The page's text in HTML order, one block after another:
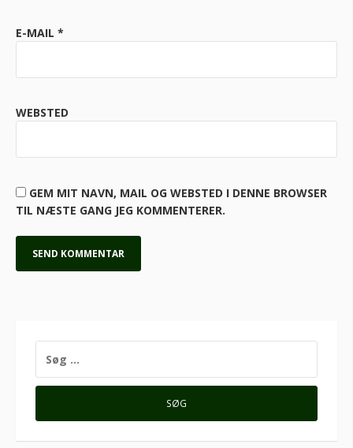
E-MAIL *
WEBSTED
GEM MIT NAVN, MAIL OG WEBSTED I DENNE BROWSER
TIL NÆSTE GANG JEG KOMMENTERER.
EFTER: